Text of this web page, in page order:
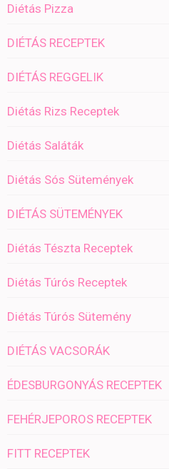
Diétás Pizza
DIÉTÁS RECEPTEK
DIÉTÁS REGGELIK
Diétás Rizs Receptek
Diétás Saláták
Diétás Sós Sütemények
DIÉTÁS SÜTEMÉNYEK
Diétás Tészta Receptek
Diétás Túrós Receptek
Diétás Túrós Sütemény
DIÉTÁS VACSORÁK
ÉDESBURGONYÁS RECEPTEK
FEHÉRJEPOROS RECEPTEK
FITT RECEPTEK